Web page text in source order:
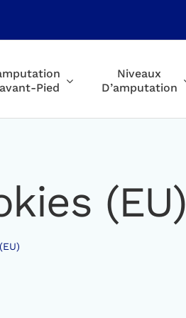
Pied
Niveaux
D’amputation
(EU)